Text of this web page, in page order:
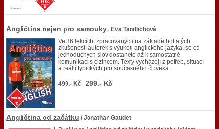
Angličtina nejen pro samouky / Eva Tandlichová
Ve 36 lekcích, zpracovaných na základě bohatých
zkušeností autorek s výukou anglického jazyka, se od
jednoduchých slov dostanete až k samostatné
komunikaci s cizincem. Texty vycházejí z potřeb, situací
a reálií typických pro současného člověka.
499,- Kč 299,- Kč
Angličtina od začátku / Jonathan Gaudet